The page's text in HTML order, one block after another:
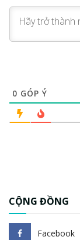
0 GÓP Ý
CỘNG ĐỒNG
Facebook